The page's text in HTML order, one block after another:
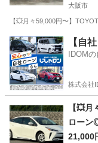
大阪市
【💥月々59,000円〜】
大阪 大阪市 その他
【自
IDOM
株式会社
【💥
ローン
21,000